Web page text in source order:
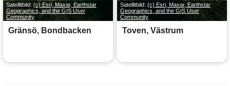
Satellitbild: (c) Esri, Maxar, Earthstar
Geographics, and the GIS User
Community
Gränsö, Bondbacken
Satellitbild: (c) Esri, Maxar, Earthstar
Geographics, and the GIS User
Community
Toven, Västrum